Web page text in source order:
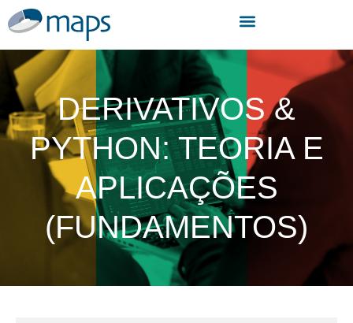
DERIVATIVOS &
PYTHON: TEORIA E
APLICAÇÕES
(FUNDAMENTOS)